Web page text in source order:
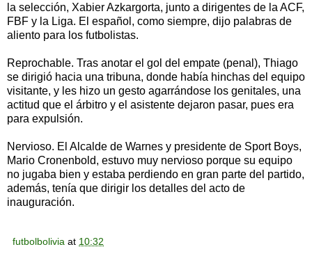
la selección, Xabier Azkargorta, junto a dirigentes de la ACF,
FBF y la Liga. El español, como siempre, dijo palabras de
aliento para los futbolistas.
Reprochable. Tras anotar el gol del empate (penal), Thiago
se dirigió hacia una tribuna, donde había hinchas del equipo
visitante, y les hizo un gesto agarrándose los genitales, una
actitud que el árbitro y el asistente dejaron pasar, pues era
para expulsión.
Nervioso. El Alcalde de Warnes y presidente de Sport Boys,
Mario Cronenbold, estuvo muy nervioso porque su equipo
no jugaba bien y estaba perdiendo en gran parte del partido,
además, tenía que dirigir los detalles del acto de
inauguración.
futbolbolivia at 10:32